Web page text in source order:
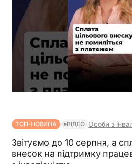
ТОП-НОВИНА ВІДЕО Особи з
Звітуємо до 10 серпня, а
внесок на підтримку